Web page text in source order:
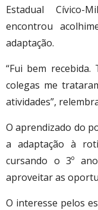
Estadual
encontrou
adaptação.
“Fui bem
colegas me
atividades”,
O aprendizado do
a adaptação à
cursando o 3º
aproveitar as
O interesse pelos